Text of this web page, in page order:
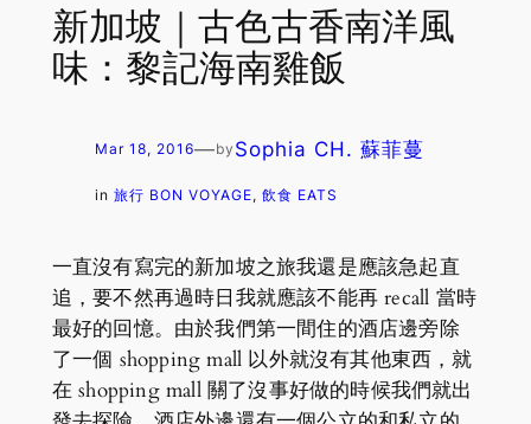
新加坡｜古色古香南洋風
味：黎記海南雞飯
Mar 18, 2016—by Sophia CH. 蘇菲蔓
in 旅行 BON VOYAGE, 飲食 EATS
一直沒有寫完的新加坡之旅我還是應該急起直
追，要不然再過時日我就應該不能再 recall 當時
最好的回憶。由於我們第一間住的酒店邊旁除
了一個 shopping mall 以外就沒有其他東西，就
在 shopping mall 關了沒事好做的時候我們就出